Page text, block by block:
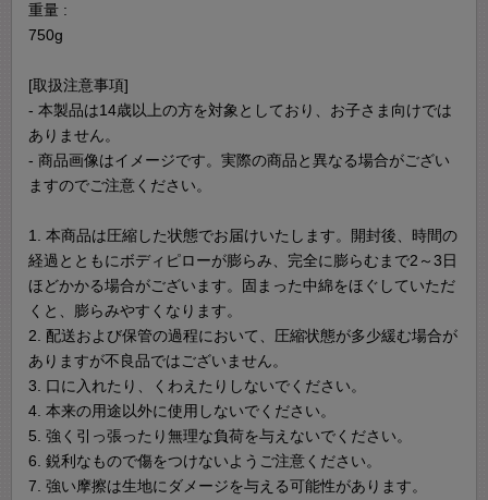
重量 :
750g
[取扱注意事項]
- 本製品は14歳以上の方を対象としており、お子さま向けでは
ありません。
- 商品画像はイメージです。実際の商品と異なる場合がござい
ますのでご注意ください。
1. 本商品は圧縮した状態でお届けいたします。開封後、時間の
経過とともにボディピローが膨らみ、完全に膨らむまで2～3日
ほどかかる場合がございます。固まった中綿をほぐしていただ
くと、膨らみやすくなります。
2. 配送および保管の過程において、圧縮状態が多少緩む場合が
ありますが不良品ではございません。
3. 口に入れたり、くわえたりしないでください。
4. 本来の用途以外に使用しないでください。
5. 強く引っ張ったり無理な負荷を与えないでください。
6. 鋭利なもので傷をつけないようご注意ください。
7. 強い摩擦は生地にダメージを与える可能性があります。